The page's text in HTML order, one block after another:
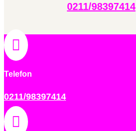
0211/98397414

Telefon
0211/98397414
